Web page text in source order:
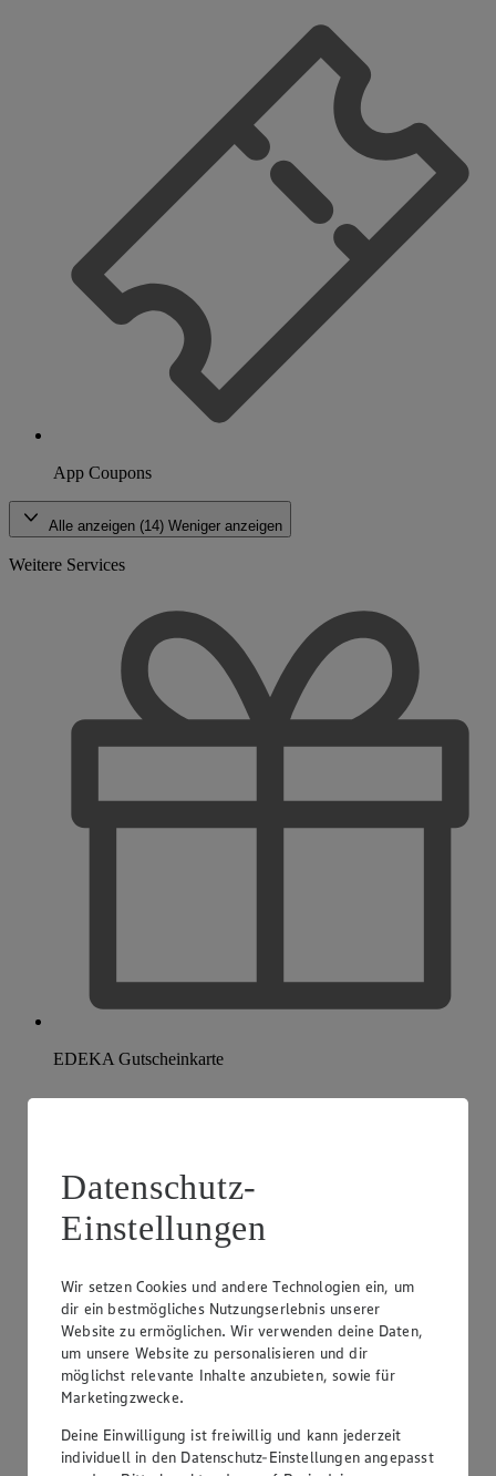
App Coupons
Alle anzeigen (14) Weniger anzeigen
Weitere Services
EDEKA Gutscheinkarte
Datenschutz-
Einstellungen
Wir setzen Cookies und andere Technologien ein, um
dir ein bestmögliches Nutzungserlebnis unserer
Website zu ermöglichen. Wir verwenden deine Daten,
um unsere Website zu personalisieren und dir
möglichst relevante Inhalte anzubieten, sowie für
Marketingzwecke.
Deine Einwilligung ist freiwillig und kann jederzeit
individuell in den Datenschutz-Einstellungen angepasst